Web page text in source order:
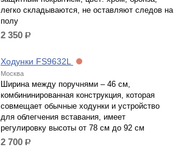
легко складываются, не оставляют следов на
полу
2 350 р.
Ходунки FS9632L
Москва
Ширина между поручнями – 46 см,
комбининированная конструкция, которая
совмещает обычные ходунки и устройство
для облегчения вставания, имеет
регулировку высоты от 78 см до 92 см
2 700 р.